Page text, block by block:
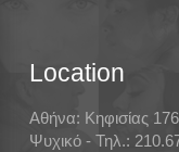
Location
Αθήνα: Κηφισίας
Ψυχικό - Τηλ.: